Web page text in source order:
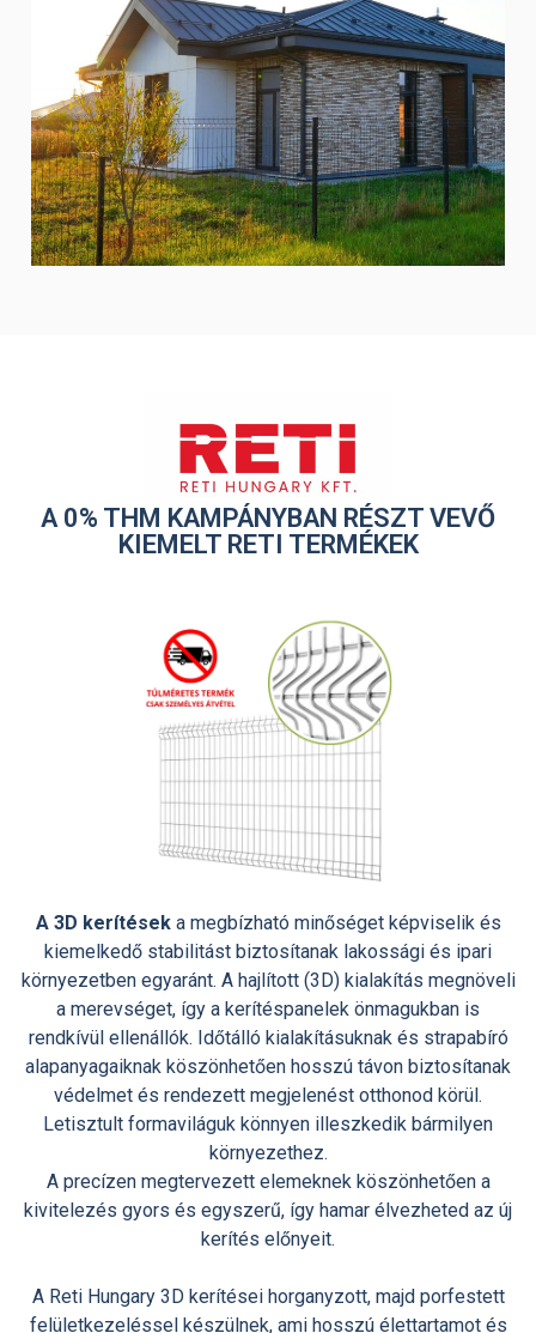
A 0% THM KAMPÁNYBAN RÉSZT VEVŐ
KIEMELT RETI TERMÉKEK
A 3D kerítéseka megbízható minőséget képviselik és
kiemelkedő stabilitást biztosítanak lakossági és ipari
környezetben egyaránt. A hajlított (3D) kialakítás megnöveli
a merevséget, így a kerítéspanelek önmagukban is
rendkívül ellenállók. Időtálló kialakításuknak és strapabíró
alapanyagaiknak köszönhetően hosszú távon biztosítanak
védelmet és rendezett megjelenést otthonod körül.
Letisztult formaviláguk könnyen illeszkedik bármilyen
környezethez.
A precízen megtervezett elemeknek köszönhetően a
kivitelezés gyors és egyszerű, így hamar élvezheted az új
kerítés előnyeit.
A Reti Hungary 3D kerítései horganyzott, majd porfestett
felületkezeléssel készülnek, ami hosszú élettartamot és